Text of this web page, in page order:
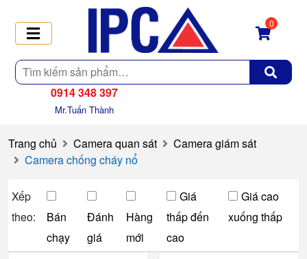
Tìm
kiếm
0
0914 348 397
Mr.Tuấn Thành
Trang chủ Camera quan sát
Camera giám sát
Camera chống cháy nổ
Xếp
theo:
Bán
chạy
Đánh
giá
Hàng
mới
Giá
thấp đến
cao
Giá cao
xuống thấp